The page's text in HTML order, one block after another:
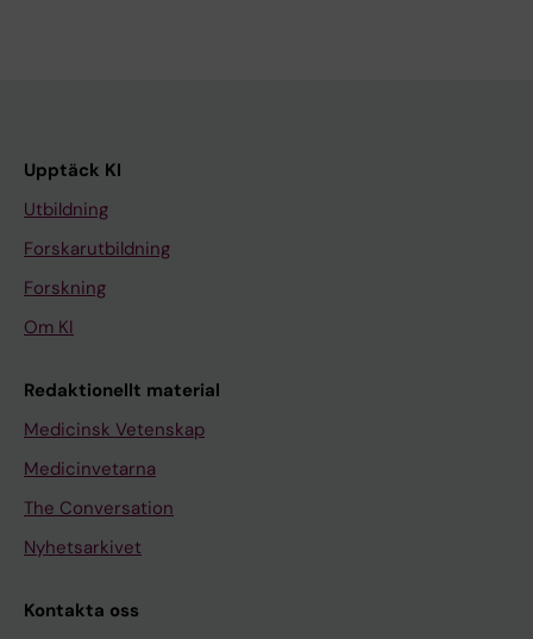
Upptäck KI
Utbildning
Forskarutbildning
Forskning
Om KI
Redaktionellt material
Medicinsk Vetenskap
Medicinvetarna
The Conversation
Nyhetsarkivet
Kontakta oss